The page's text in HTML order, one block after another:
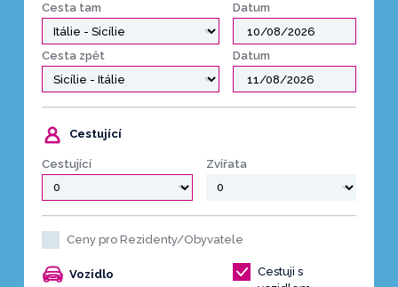
Cesta tam Datum
Cesta zpět Datum
Cestující
Cestující Zvířata
Ceny pro Rezidenty/Obyvatele
Vozidlo
Cestuji s